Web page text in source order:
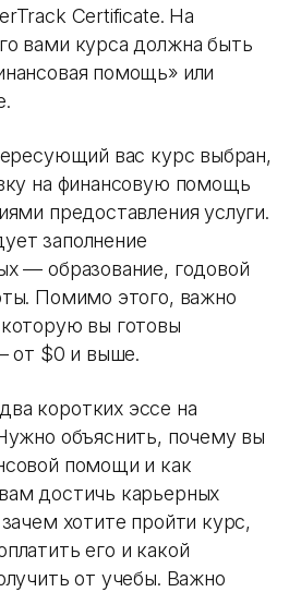
Certificate. На
вами курса должна быть
помощь» или
вас курс выбран,
на финансовую помощь
предоставления услуги.
заполнение
— образование, годовой
Помимо этого, важно
вы готовы
от $0 и выше.
коротких эссе на
объяснить, почему вы
помощи и как
достичь карьерных
хотите пройти курс,
его и какой
от учебы. Важно